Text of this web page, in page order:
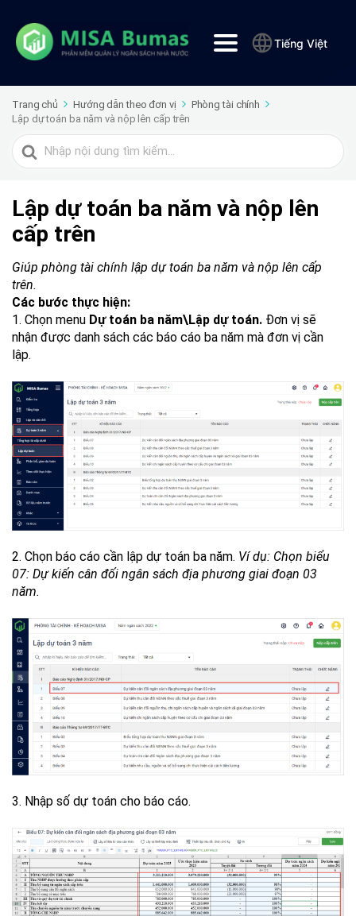
Tiếng Việt
Trang chủ Hướng dẫn theo đơn vị
Phòng tài chính
Lập dự toán ba năm và nộp lên cấp trên
Tìm
kiếm
Lập dự toán ba năm và nộp lên
cấp trên
Giúp phòng tài chính lập dự toán ba năm và nộp lên cấp
trên.
Các bước thực hiện:
1. Chọn menu Dự toán ba năm\Lập dự toán. Đơn vị sẽ
nhận được danh sách các báo cáo ba năm mà đơn vị cần
lập.
2. Chọn báo cáo cần lập dự toán ba năm. Ví dụ: Chọn biểu
07: Dự kiến cân đối ngân sách địa phương giai đoạn 03
năm.
3. Nhập số dự toán cho báo cáo.